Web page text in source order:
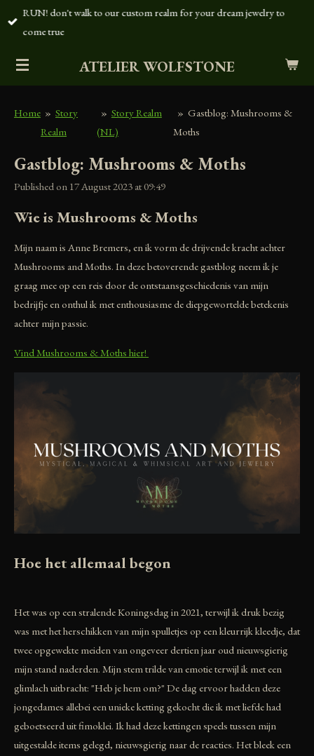
Skip
content
ATELIER WOLFSTONE
RUN! don't walk to our custom realm for your dream jewelry to
come true
Home » Story
Realm
» Story Realm
(NL)
» Gastblog: Mushrooms &
Moths
Gastblog: Mushrooms & Moths
Published on 17 August 2023 at 09:49
Wie is Mushrooms & Moths
Mijn naam is Anne Bremers, en ik vorm de drijvende kracht achter
Mushrooms and Moths. In deze betoverende gastblog neem ik je
graag mee op een reis door de ontstaansgeschiedenis van mijn
bedrijfje en onthul ik met enthousiasme de diepgewortelde betekenis
achter mijn passie.
Vind Mushrooms & Moths hier!
Hoe het allemaal begon
Het was op een stralende Koningsdag in 2021, terwijl ik druk bezig
was met het herschikken van mijn spulletjes op een kleurrijk kleedje, dat
twee opgewekte meiden van ongeveer dertien jaar oud nieuwsgierig
mijn stand naderden. Mijn stem trilde van emotie terwijl ik met een
glimlach uitbracht: "Heb je hem om?" De dag ervoor hadden deze
jongedames allebei een unieke ketting gekocht die ik met liefde had
geboetseerd uit fimoklei. Ik had deze kettingen speels tussen mijn
uitgestalde items gelegd, nieuwsgierig naar de reacties. Het bleek een